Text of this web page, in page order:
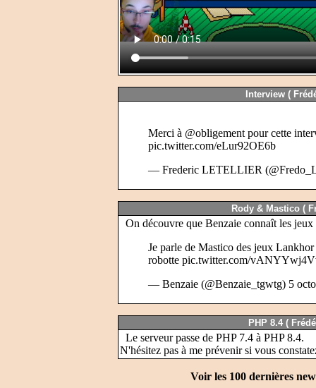
Interview (
Merci à @obligement pour cette
pic.twitter.com/eLur92OE6b
— Frederic LETELLIER
Rody & Mastico (
On découvre que Benzaie connaît les
Je parle de Mastico des jeux
robotte pic.twitter.com/
— Benzaie (@Benzaie_tgwtg) 5
PHP 8.4 (
Le serveur passe de PHP 7.4 à PHP 8.4.
N'hésitez pas à me prévenir si vous
Voir les 100 dernières